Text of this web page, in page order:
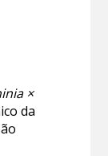
×
da